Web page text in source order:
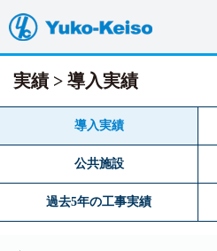
実績 導入実績
導入実績
公共施設
過去5年の工事実績